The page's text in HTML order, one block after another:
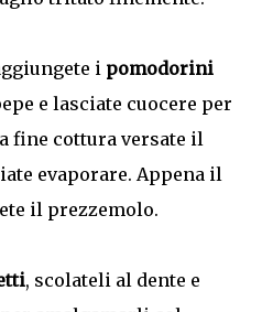
i pomodorini
e lasciate cuocere per
fine cottura versate il
evaporare. Appena il
il prezzemolo.
, scolateli al dente e